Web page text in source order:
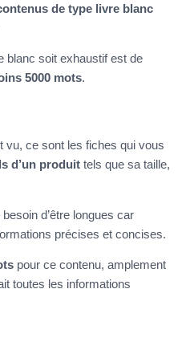
de type livre blanc
blanc soit exhaustif est de
5000 mots.
vu, ce sont les fiches qui vous
d’un produit tels que sa taille,
d’être longues car
précises et concises.
pour ce contenu, amplement
toutes les informations